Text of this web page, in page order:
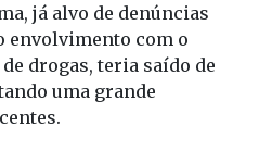
já alvo de denúncias
envolvimento com o
drogas, teria saído de
uma grande